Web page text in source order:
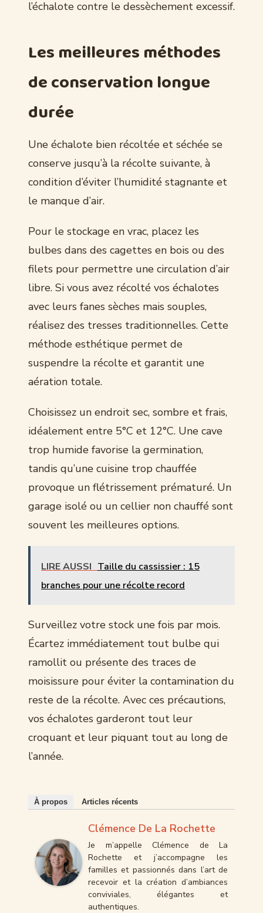
l’échalote contre le dessèchement excessif.
Les meilleures méthodes
de conservation longue
durée
Une échalote bien récoltée et séchée se
conserve jusqu’à la récolte suivante, à
condition d’éviter l’humidité stagnante et
le manque d’air.
Pour le stockage en vrac, placez les
bulbes dans des cagettes en bois ou des
filets pour permettre une circulation d’air
libre. Si vous avez récolté vos échalotes
avec leurs fanes sèches mais souples,
réalisez des tresses traditionnelles. Cette
méthode esthétique permet de
suspendre la récolte et garantit une
aération totale.
Choisissez un endroit sec, sombre et frais,
idéalement entre 5°C et 12°C. Une cave
trop humide favorise la germination,
tandis qu’une cuisine trop chauffée
provoque un flétrissement prématuré. Un
garage isolé ou un cellier non chauffé sont
souvent les meilleures options.
LIRE AUSSI Taille du cassissier : 15
branches pour une récolte record
Surveillez votre stock une fois par mois.
Écartez immédiatement tout bulbe qui
ramollit ou présente des traces de
moisissure pour éviter la contamination du
reste de la récolte. Avec ces précautions,
vos échalotes garderont tout leur
croquant et leur piquant tout au long de
l’année.
À propos Articles récents
Clémence De La Rochette
Je m’appelle Clémence de La
Rochette et j’accompagne les
familles et passionnés dans l’art de
recevoir et la création d’ambiances
conviviales, élégantes et
authentiques.